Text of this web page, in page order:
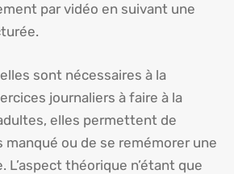
par vidéo en suivant une
sont nécessaires à la
journaliers à faire à la
elles permettent de
manqué ou de se remémorer une
L’aspect théorique n’étant que